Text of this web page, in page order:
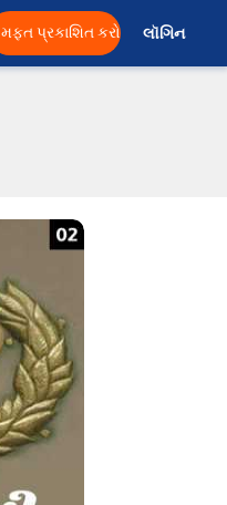
મફત પ્રકાશિત કરો લૉગિન